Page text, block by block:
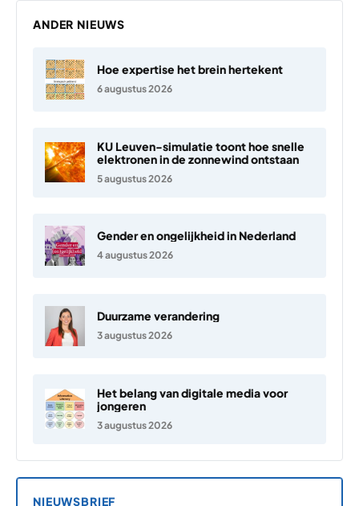
ANDER NIEUWS
Hoe expertise het brein hertekent
6 augustus 2026
KU Leuven-simulatie toont hoe snelle
elektronen in de zonnewind ontstaan
5 augustus 2026
Gender en ongelijkheid in Nederland
4 augustus 2026
Duurzame verandering
3 augustus 2026
Het belang van digitale media voor
jongeren
3 augustus 2026
NIEUWSBRIEF